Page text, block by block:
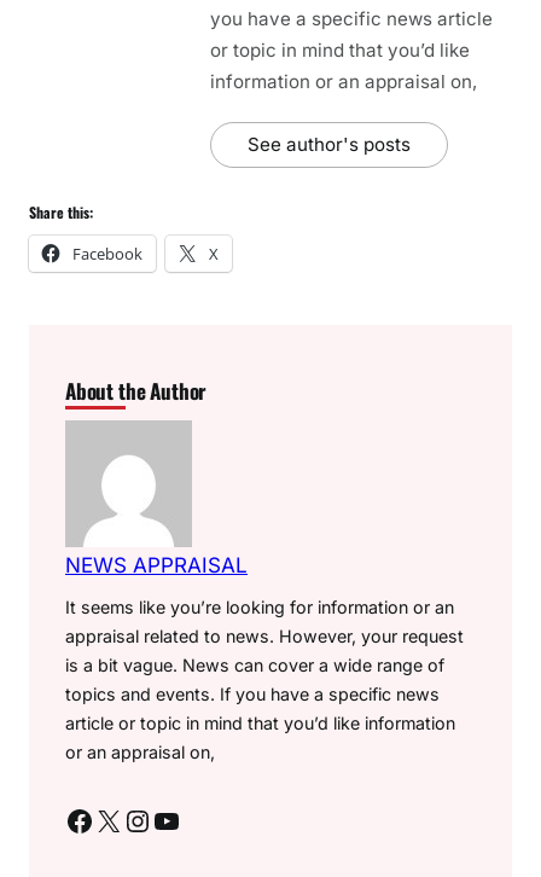
you have a specific news article
or topic in mind that you’d like
information or an appraisal on,
See author's posts
Share this:
Facebook X
About the Author
NEWS APPRAISAL
It seems like you’re looking for information or an
appraisal related to news. However, your request
is a bit vague. News can cover a wide range of
topics and events. If you have a specific news
article or topic in mind that you’d like information
or an appraisal on,
Facebook X Instagram YouTube